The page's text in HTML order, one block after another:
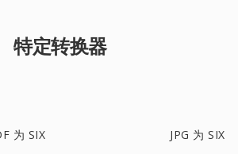
特定转换器
为 SIX JPG 为 SIX